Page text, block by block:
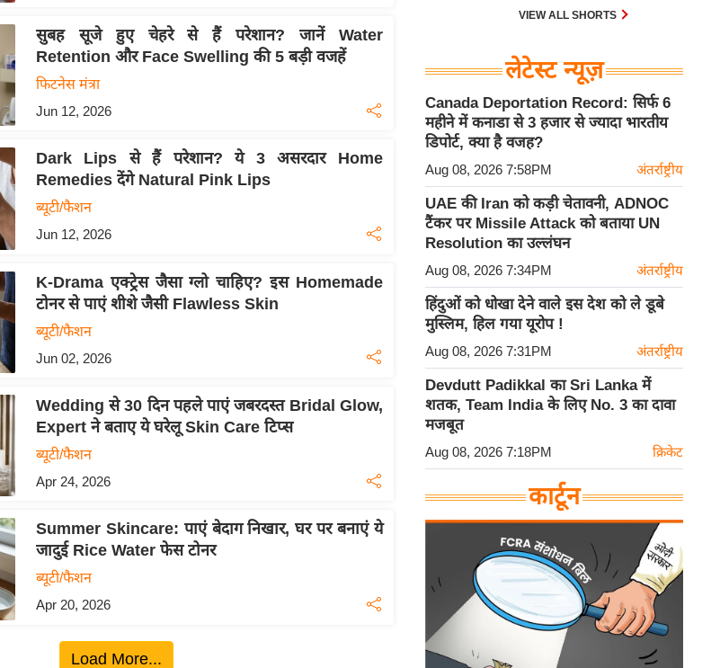
सुबह सूजे हुए चेहरे से हैं परेशान? जानें Water
Retention और Face Swelling की 5 बड़ी वजहें
फिटनेस मंत्रा
Jun 12, 2026
Dark Lips से हैं परेशान? ये 3 असरदार Home
Remedies देंगे Natural Pink Lips
ब्यूटी/फैशन
Jun 12, 2026
K-Drama एक्ट्रेस जैसा ग्लो चाहिए? इस Homemade
टोनर से पाएं शीशे जैसी Flawless Skin
ब्यूटी/फैशन
Jun 02, 2026
Wedding से 30 दिन पहले पाएं जबरदस्त Bridal Glow,
Expert ने बताए ये घरेलू Skin Care टिप्स
ब्यूटी/फैशन
Apr 24, 2026
Summer Skincare: पाएं बेदाग निखार, घर पर बनाएं ये
जादुई Rice Water फेस टोनर
ब्यूटी/फैशन
Apr 20, 2026
Load More...
VIEW ALL SHORTS
लेटेस्ट न्यूज़
Canada Deportation Record: सिर्फ 6
महीने में कनाडा से 3 हजार से ज्यादा भारतीय
डिपोर्ट, क्या है वजह?
Aug 08, 2026 7:58PM अंतर्राष्ट्रीय
UAE की Iran को कड़ी चेतावनी, ADNOC
टैंकर पर Missile Attack को बताया UN
Resolution का उल्लंघन
Aug 08, 2026 7:34PM अंतर्राष्ट्रीय
हिंदुओं को धोखा देने वाले इस देश को ले डूबे
मुस्लिम, हिल गया यूरोप !
Aug 08, 2026 7:31PM अंतर्राष्ट्रीय
Devdutt Padikkal का Sri Lanka में
शतक, Team India के लिए No. 3 का दावा
मजबूत
Aug 08, 2026 7:18PM क्रिकेट
कार्टून